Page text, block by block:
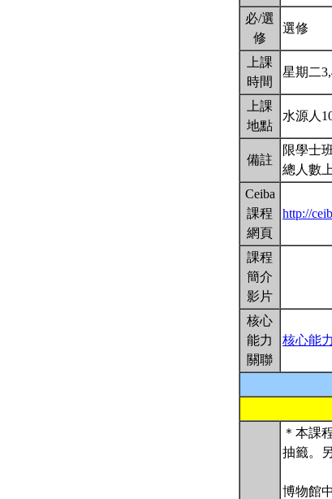
必/選
修
選修
上課
時間
星期二
上課
地點
水源人
備註
限學士
總人數
Ceiba
課程
網頁
http://
課程
簡介
影片
核心
能力
關聯
核心能
＊本課
抽籤。
博物館